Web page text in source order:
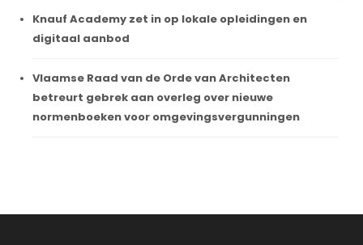
Knauf Academy zet in op lokale opleidingen en
digitaal aanbod
Vlaamse Raad van de Orde van Architecten
betreurt gebrek aan overleg over nieuwe
normenboeken voor omgevingsvergunningen